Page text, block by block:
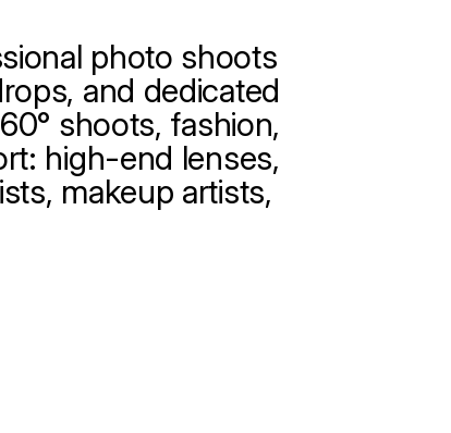
photo shoots
and dedicated
shoots, fashion,
high-end lenses,
makeup artists,